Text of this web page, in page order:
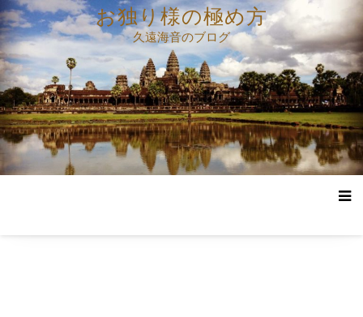
コ
ン
テ
ン
ツ
へ
ス
キ
ッ
お独り様の極め方
久遠海音のブログ